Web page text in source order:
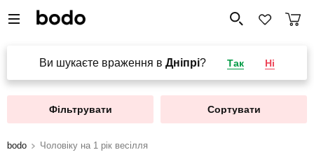
Ви шукаєте враження в Дніпрі? Так Ні
Фільтрувати Сортувати
bodo Чоловіку на 1 рік весілля